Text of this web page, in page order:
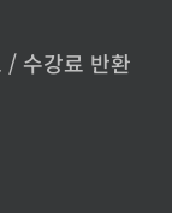
/ 수강료 반환